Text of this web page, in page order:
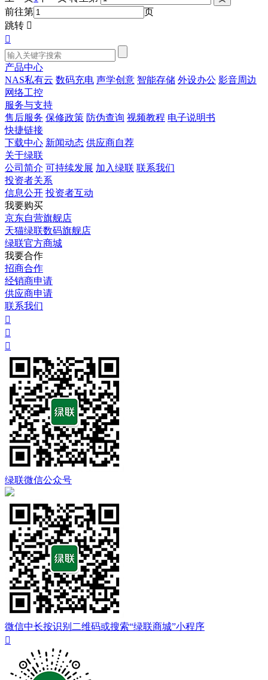
前往第
页
跳转 

产品中心
NAS私有云 数码充电 声学创意 智能存储 外设办公 影音周边
网络工控
服务与支持
售后服务 保修政策 防伪查询 视频教程 电子说明书
快捷链接
下载中心 新闻动态 供应商自荐
关于绿联
公司简介 可持续发展 加入绿联 联系我们
投资者关系
信息公开 投资者互动
我要购买
京东自营旗舰店
天猫绿联数码旗舰店
绿联官方商城
我要合作
招商合作
经销商申请
供应商申请
联系我们



绿联微信公众号
微信中长按识别二维码或搜索“绿联商城”小程序
